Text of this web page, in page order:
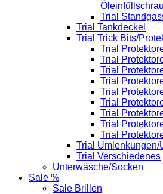
Trial
Trial Tankdeckel
Trial Trick Bits/
Trial
Trial
Trial
Trial
Trial
Trial
Trial
Trial
Trial
Trial Umlenkungen/
Trial Verschiedenes
Unterwäsche/Socken
Sale %
Sale Brillen